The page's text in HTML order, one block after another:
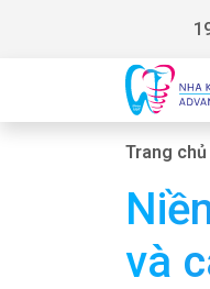
Trang chủ
và